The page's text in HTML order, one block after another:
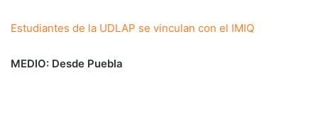
Estudiantes de la UDLAP se vinculan con el IMIQ
MEDIO: Desde Puebla